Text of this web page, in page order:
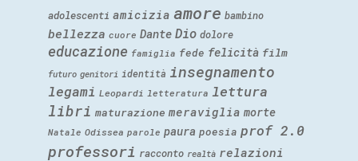
adolescenti amicizia amore bambino
bellezza cuore Dante Dio dolore
educazione famiglia fede felicità film
futuro genitori identità insegnamento
legami Leopardi letteratura lettura
libri maturazione meraviglia morte
Natale Odissea parole paura poesia prof 2.0
professori racconto realtà relazioni